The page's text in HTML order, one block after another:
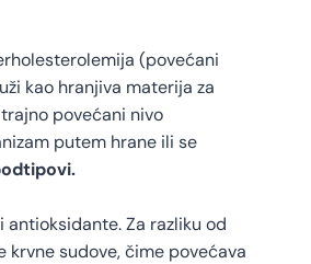
(povećani
kao hranjiva materija za
povećani nivo
putem hrane ili se
Za razliku od
krvne sudove, čime povećava